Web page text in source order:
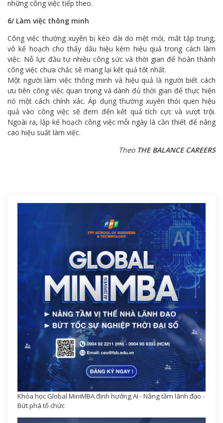
những công việc tiếp theo.
6/ Làm việc thông minh
Công việc thường xuyên bị kéo dài do mệt mỏi, mất tập trung,
vô kế hoạch cho thấy dấu hiệu kém hiệu quả trong cách làm
việc. Nỗ lực đầu tư nhiều công sức và thời gian để hoàn thành
công việc chưa chắc sẽ mang lại kết quả tốt nhất.
Một người làm việc thông minh và hiệu quả là người biết cách
ưu tiên công việc quan trọng và dành đủ thời gian để thực hiện
nó một cách chính xác. Áp dụng thường xuyên thói quen hiệu
quả vào công việc sẽ đem đến kết quả tích cực và vượt trội.
Ngoài ra, lập kế hoạch công việc mỗi ngày là cần thiết để nâng
cao hiệu suất làm việc.
Theo THE BALANCE CAREERS
Khóa học Global MiniMBA định hướng AI - Nâng tầm lãnh đạo -
Bứt phá tổ chức